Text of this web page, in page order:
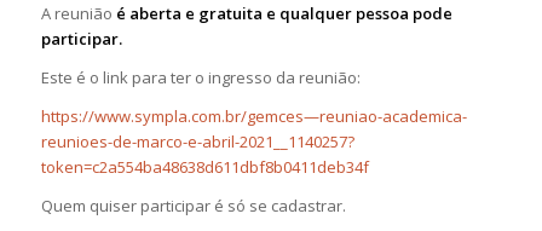
A reunião é aberta e gratuita e qualquer pessoa pode
participar.
Este é o link para ter o ingresso da reunião:
https://www.sympla.com.br/gemces—reuniao-academica-
reunioes-de-marco-e-abril-2021__1140257?
token=c2a554ba48638d611dbf8b0411deb34f
Quem quiser participar é só se cadastrar.